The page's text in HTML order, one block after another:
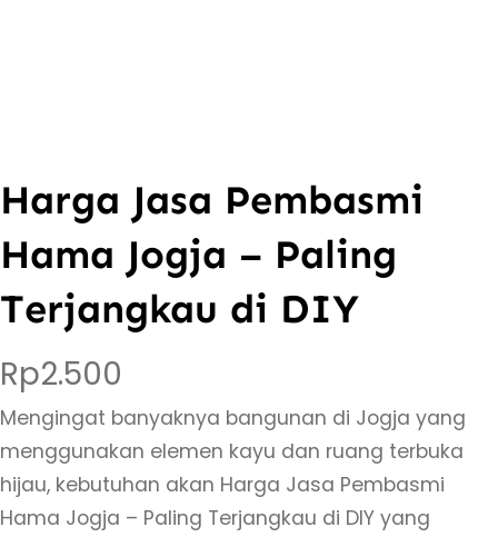
Harga Jasa Pembasmi
Hama Jogja – Paling
Terjangkau di DIY
Rp2.500
Mengingat banyaknya bangunan di Jogja yang
menggunakan elemen kayu dan ruang terbuka
hijau, kebutuhan akan Harga Jasa Pembasmi
Hama Jogja – Paling Terjangkau di DIY yang